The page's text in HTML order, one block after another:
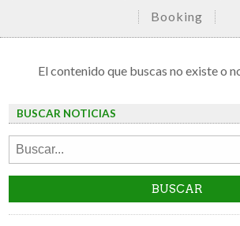
Booking
El contenido que buscas no existe o
BUSCAR NOTICIAS